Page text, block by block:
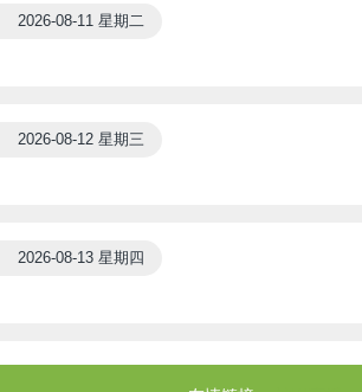
2026-08-11 星期二
2026-08-12 星期三
2026-08-13 星期四